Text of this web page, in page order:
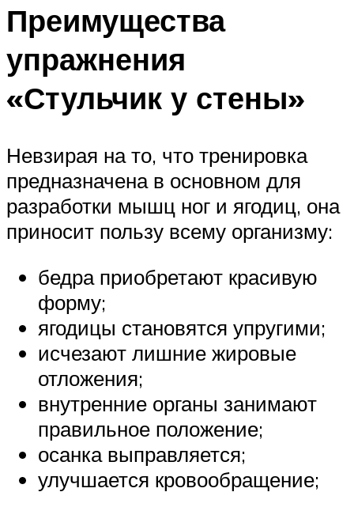
Преимущества
упражнения
«Стульчик у стены»
Невзирая на то, что тренировка
предназначена в основном для
разработки мышц ног и ягодиц, она
приносит пользу всему организму:
бедра приобретают красивую
форму;
ягодицы становятся упругими;
исчезают лишние жировые
отложения;
внутренние органы занимают
правильное положение;
осанка выправляется;
улучшается кровообращение;